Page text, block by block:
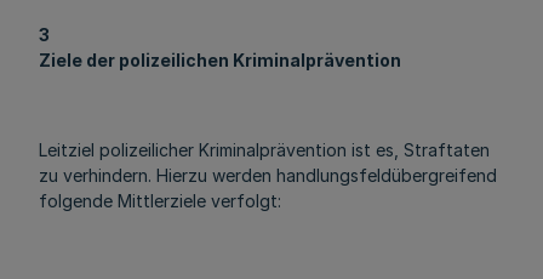
3
Ziele der polizeilichen Kriminalprävention
Leitziel polizeilicher Kriminalprävention ist es, Straftaten
zu verhindern. Hierzu werden handlungsfeldübergreifend
folgende Mittlerziele verfolgt: